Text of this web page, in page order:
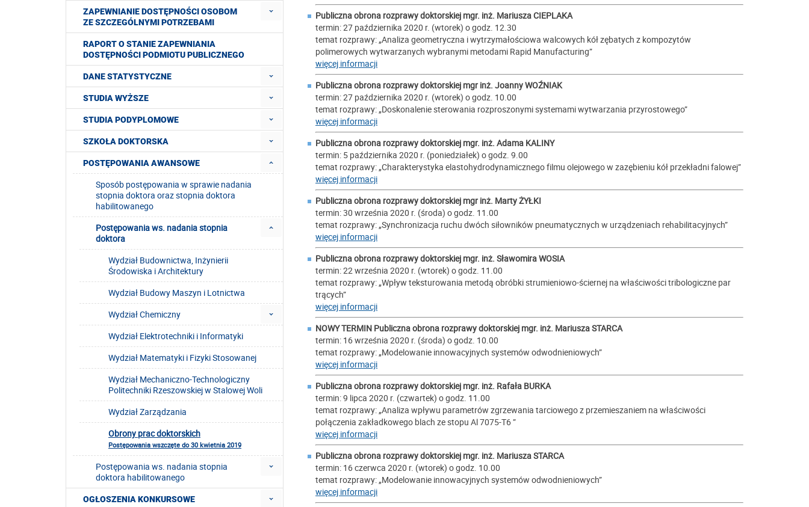
Publiczna obrona rozprawy doktorskiej mgr. inż. Mariusza CIEPLAKA
termin: 27 października 2020 r. (wtorek) o godz. 12.30
temat rozprawy: „Analiza geometryczna i wytrzymałościowa walcowych kół zębatych z kompozytów
polimerowych wytwarzanych wybranymi metodami Rapid Manufacturing”
więcej informacji
Publiczna obrona rozprawy doktorskiej mgr inż. Joanny WOŹNIAK
termin: 27 października 2020 r. (wtorek) o godz. 10.00
temat rozprawy: „Doskonalenie sterowania rozproszonymi systemami wytwarzania przyrostowego”
więcej informacji
Publiczna obrona rozprawy doktorskiej mgr. inż. Adama KALINY
termin: 5 października 2020 r. (poniedziałek) o godz. 9.00
temat rozprawy: „Charakterystyka elastohydrodynamicznego filmu olejowego w zazębieniu kół przekładni falowej”
więcej informacji
Publiczna obrona rozprawy doktorskiej mgr inż. Marty ŻYŁKI
termin: 30 września 2020 r. (środa) o godz. 11.00
temat rozprawy: „Synchronizacja ruchu dwóch siłowników pneumatycznych w urządzeniach rehabilitacyjnych”
więcej informacji
Publiczna obrona rozprawy doktorskiej mgr. inż. Sławomira WOSIA
termin: 22 września 2020 r. (wtorek) o godz. 11.00
temat rozprawy: „Wpływ teksturowania metodą obróbki strumieniowo-ściernej na właściwości tribologiczne par
trących”
więcej informacji
NOWY TERMIN Publiczna obrona rozprawy doktorskiej mgr. inż. Mariusza STARCA
termin: 16 września 2020 r. (środa) o godz. 10.00
temat rozprawy: „Modelowanie innowacyjnych systemów odwodnieniowych”
więcej informacji
Publiczna obrona rozprawy doktorskiej mgr. inż. Rafała BURKA
termin: 9 lipca 2020 r. (czwartek) o godz. 11.00
temat rozprawy: „Analiza wpływu parametrów zgrzewania tarciowego z przemieszaniem na właściwości
połączenia zakładkowego blach ze stopu Al 7075-T6 ”
więcej informacji
Publiczna obrona rozprawy doktorskiej mgr. inż. Mariusza STARCA
termin: 16 czerwca 2020 r. (wtorek) o godz. 10.00
temat rozprawy: „Modelowanie innowacyjnych systemów odwodnieniowych”
więcej informacji
ZAPEWNIANIE DOSTĘPNOŚCI OSOBOM
ZE SZCZEGÓLNYMI POTRZEBAMI
RAPORT O STANIE ZAPEWNIANIA
DOSTĘPNOŚCI PODMIOTU PUBLICZNEGO
DANE STATYSTYCZNE
STUDIA WYŻSZE
STUDIA PODYPLOMOWE
SZKOŁA DOKTORSKA
POSTĘPOWANIA AWANSOWE
Sposób postępowania w sprawie nadania
stopnia doktora oraz stopnia doktora
habilitowanego
Postępowania ws. nadania stopnia
doktora
Wydział Budownictwa, Inżynierii
Środowiska i Architektury
Wydział Budowy Maszyn i Lotnictwa
Wydział Chemiczny
Wydział Elektrotechniki i Informatyki
Wydział Matematyki i Fizyki Stosowanej
Wydział Mechaniczno-Technologiczny
Politechniki Rzeszowskiej w Stalowej Woli
Wydział Zarządzania
Obrony prac doktorskich
Postępowania wszczęte do 30 kwietnia 2019
Postępowania ws. nadania stopnia
doktora habilitowanego
OGŁOSZENIA KONKURSOWE